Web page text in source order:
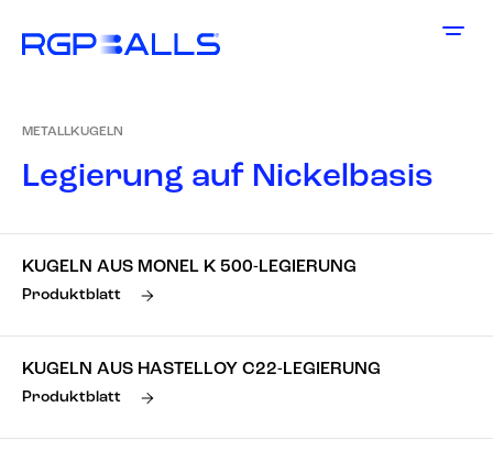
METALLKUGELN
Legierung auf Nickelbasis
KUGELN AUS MONEL K 500-LEGIERUNG
Produktblatt
KUGELN AUS HASTELLOY C22-LEGIERUNG
Produktblatt